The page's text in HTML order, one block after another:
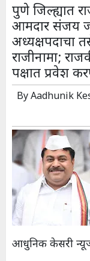
पुणे जिल्ह्यात
आमदार संजय
अध्यक्षपदाचा
राजीनामा;
पक्षात प्रवेश
ByAadhunik
आधुनिक केसरी